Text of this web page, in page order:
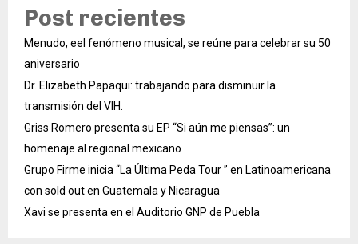
Post recientes
Menudo, eel fenómeno musical, se reúne para celebrar su 50
aniversario
Dr. Elizabeth Papaqui: trabajando para disminuir la
transmisión del VIH.
Griss Romero presenta su EP “Si aún me piensas”: un
homenaje al regional mexicano
Grupo Firme inicia “La Última Peda Tour ” en Latinoamericana
con sold out en Guatemala y Nicaragua
Xavi se presenta en el Auditorio GNP de Puebla